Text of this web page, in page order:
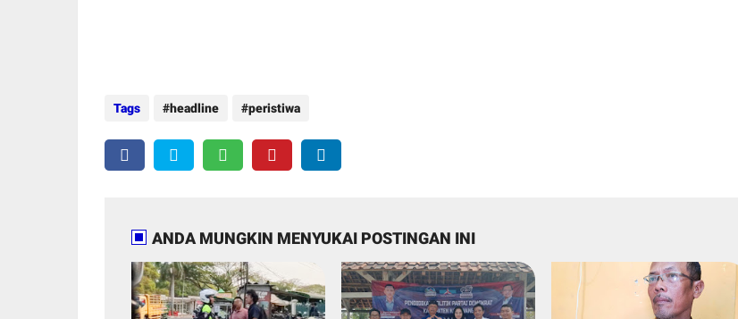
Tags headline peristiwa
ANDA MUNGKIN MENYUKAI POSTINGAN INI